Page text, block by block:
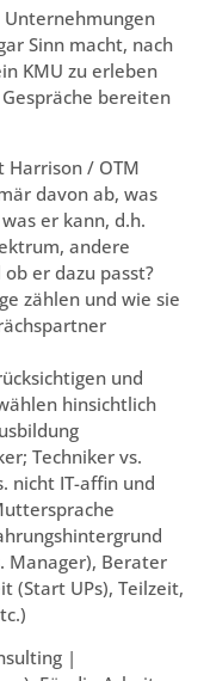
Sinn macht, nach
KMU zu erleben
bereiten
Harrison / OTM
davon ab, was
er kann, d.h.
andere
er dazu passt?
zählen und wie sie
und
hinsichtlich
Techniker vs.
nicht IT-affin und
Manager), Berater
(Start UPs), Teilzeit,
|